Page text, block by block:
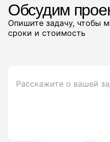
Обсудим
Опишите задачу, чтобы
сроки и стоимость